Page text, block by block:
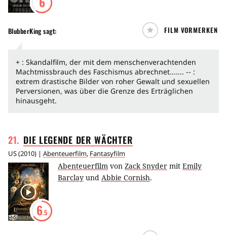
BlubberKingsagt: FILM VORMERKEN
+ : Skandalfilm, der mit dem menschenverachtenden
Machtmissbrauch des Faschismus abrechnet....... -- :
extrem drastische Bilder von roher Gewalt und sexuellen
Perversionen, was über die Grenze des Erträglichen
hinausgeht.
21. DIE LEGENDE DERWÄCHTER
US(2010) | Abenteuerfilm, Fantasyfilm
6.5
Abenteuerfilm von Zack Snyder mit Emily
Barclay und Abbie Cornish.